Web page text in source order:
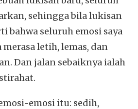
sehingga bila lukisan
bahwa seluruh emosi saya
merasa letih, lemas, dan
Dan jalan sebaiknya ialah
emosi itu: sedih,